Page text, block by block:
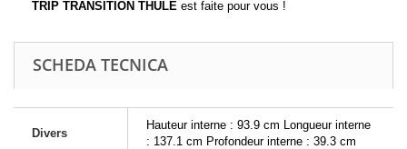
TRIP TRANSITION THULE est faite pour vous !
SCHEDA TECNICA
Divers
Hauteur interne : 93.9 cm Longueur interne
: 137.1 cm Profondeur interne : 39.3 cm